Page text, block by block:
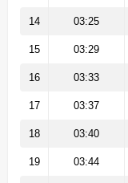
14 03:25
15 03:29
16 03:33
17 03:37
18 03:40
19 03:44